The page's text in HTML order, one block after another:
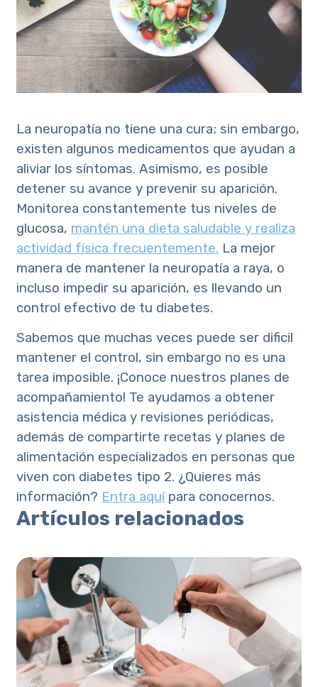
La neuropatía no tiene una cura; sin embargo,
existen algunos medicamentos que ayudan a
aliviar los síntomas. Asimismo, es posible
detener su avance y prevenir su aparición.
Monitorea constantemente tus niveles de
glucosa, mantén una dieta saludable y realiza
actividad física frecuentemente. La mejor
manera de mantener la neuropatía a raya, o
incluso impedir su aparición, es llevando un
control efectivo de tu diabetes.
Sabemos que muchas veces puede ser dificil
mantener el control, sin embargo no es una
tarea imposible. ¡Conoce nuestros planes de
acompañamiento! Te ayudamos a obtener
asistencia médica y revisiones periódicas,
además de compartirte recetas y planes de
alimentación especializados en personas que
viven con diabetes tipo 2. ¿Quieres más
información? Entra aquípara conocernos.
Artículos relacionados